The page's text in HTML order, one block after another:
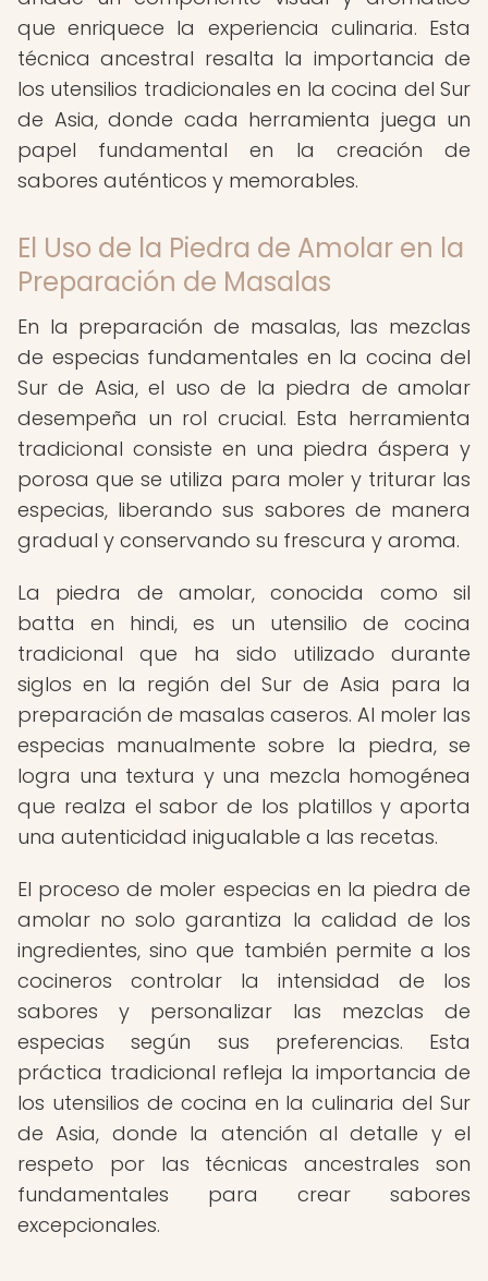
que enriquece la experiencia culinaria. Esta
técnica ancestral resalta la importancia de
los utensilios tradicionales en la cocina del Sur
de Asia, donde cada herramienta juega un
papel fundamental en la creación de
sabores auténticos y memorables.
El Uso de la Piedra de Amolar en la
Preparación de Masalas
En la preparación de masalas, las mezclas
de especias fundamentales en la cocina del
Sur de Asia, el uso de la piedra de amolar
desempeña un rol crucial. Esta herramienta
tradicional consiste en una piedra áspera y
porosa que se utiliza para moler y triturar las
especias, liberando sus sabores de manera
gradual y conservando su frescura y aroma.
La piedra de amolar, conocida como sil
batta en hindi, es un utensilio de cocina
tradicional que ha sido utilizado durante
siglos en la región del Sur de Asia para la
preparación de masalas caseros. Al moler las
especias manualmente sobre la piedra, se
logra una textura y una mezcla homogénea
que realza el sabor de los platillos y aporta
una autenticidad inigualable a las recetas.
El proceso de moler especias en la piedra de
amolar no solo garantiza la calidad de los
ingredientes, sino que también permite a los
cocineros controlar la intensidad de los
sabores y personalizar las mezclas de
especias según sus preferencias. Esta
práctica tradicional refleja la importancia de
los utensilios de cocina en la culinaria del Sur
de Asia, donde la atención al detalle y el
respeto por las técnicas ancestrales son
fundamentales para crear sabores
excepcionales.